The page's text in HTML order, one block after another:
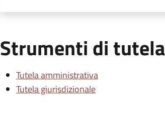
Strumenti di tutela
Tutela amministrativa
Tutela giurisdizionale